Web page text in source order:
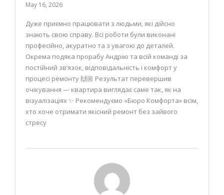
May 16, 2026
Дуже приємно працювати з людьми, які дійсно
знають свою справу. Всі роботи були виконані
професійно, акуратно та з увагою до деталей.
Окрема подяка прорабу Андрію та всій команді за
постійний зв’язок, відповідальність і комфорт у
процесі ремонту 🙌🏼 Результат перевершив
очікування — квартира виглядає саме так, як на
візуалізаціях ✨ Рекомендуємо «Бюро Комфорта» всім,
хто хоче отримати якісний ремонт без зайвого
стресу